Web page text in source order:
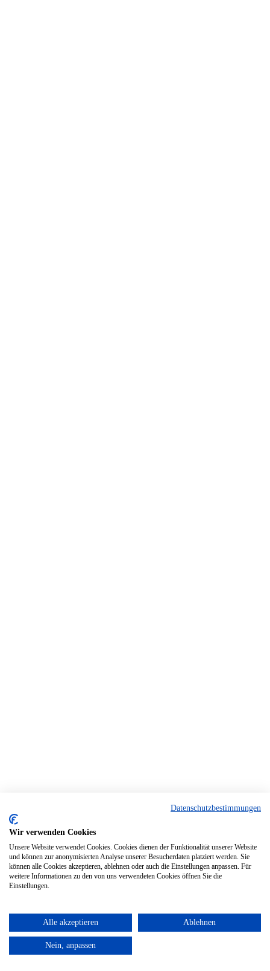
Datenschutzbestimmungen
Wir verwenden Cookies
Unsere Website verwendet Cookies. Cookies dienen der Funktionalität unserer Website
und können zur anonymisierten Analyse unserer Besucherdaten platziert werden. Sie
können alle Cookies akzeptieren, ablehnen oder auch die Einstellungen anpassen. Für
weitere Informationen zu den von uns verwendeten Cookies öffnen Sie die
Einstellungen.
Alle akzeptieren Ablehnen
Nein, anpassen